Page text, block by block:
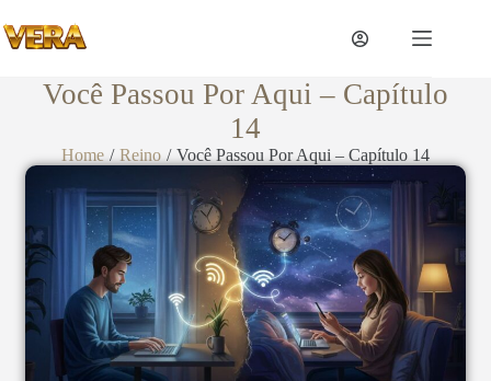
Você Passou Por Aqui – Capítulo
14
Home / Reino / Você Passou Por Aqui – Capítulo 14